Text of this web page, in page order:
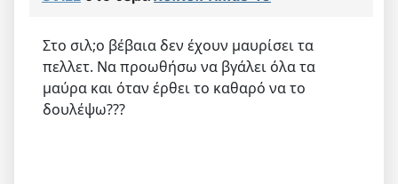
Στο σιλ;o βέβαια δεν έχουν μαυρίσει τα
πελλετ. Να προωθήσω να βγάλει όλα τα
μαύρα και όταν έρθει το καθαρό να το
δουλέψω???